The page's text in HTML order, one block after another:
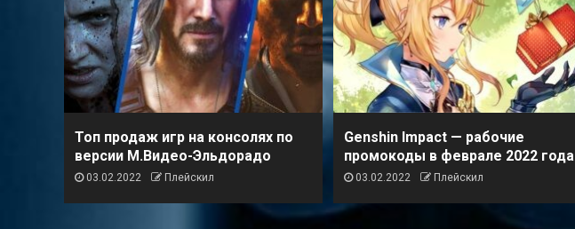
Топ продаж игр на консолях по
версии М.Видео-Эльдорадо
03.02.2022 Плейскил
Genshin Impact — рабочие
промокоды в феврале 2022 года
03.02.2022 Плейскил